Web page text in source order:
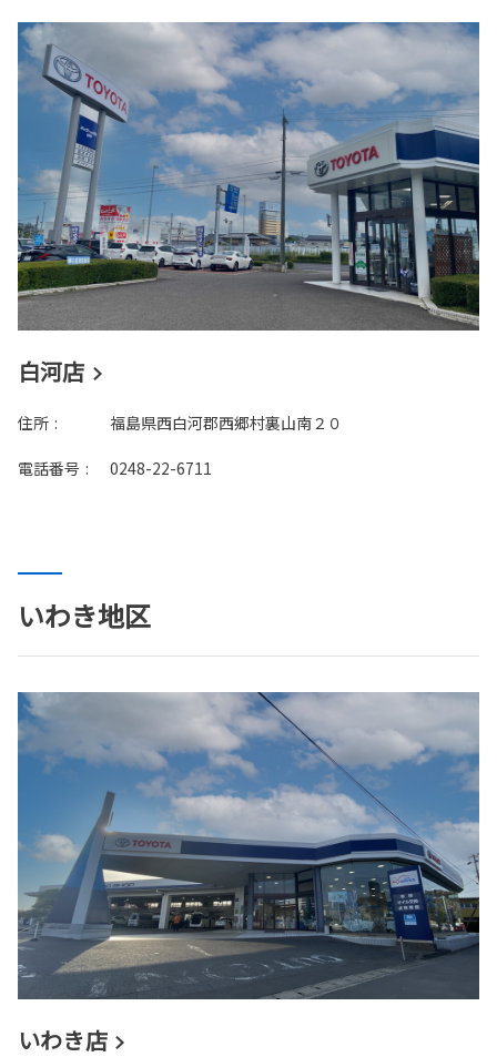
白河店
住所 : 福島県西白河郡西郷村裏山南２０
電話番号 : 0248-22-6711
いわき地区
いわき店